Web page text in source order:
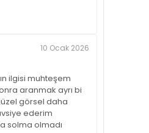
10 Ocak 2026
ilgisi muhteşem
aranmak ayrı bi
görsel daha
ederim
solma olmadı